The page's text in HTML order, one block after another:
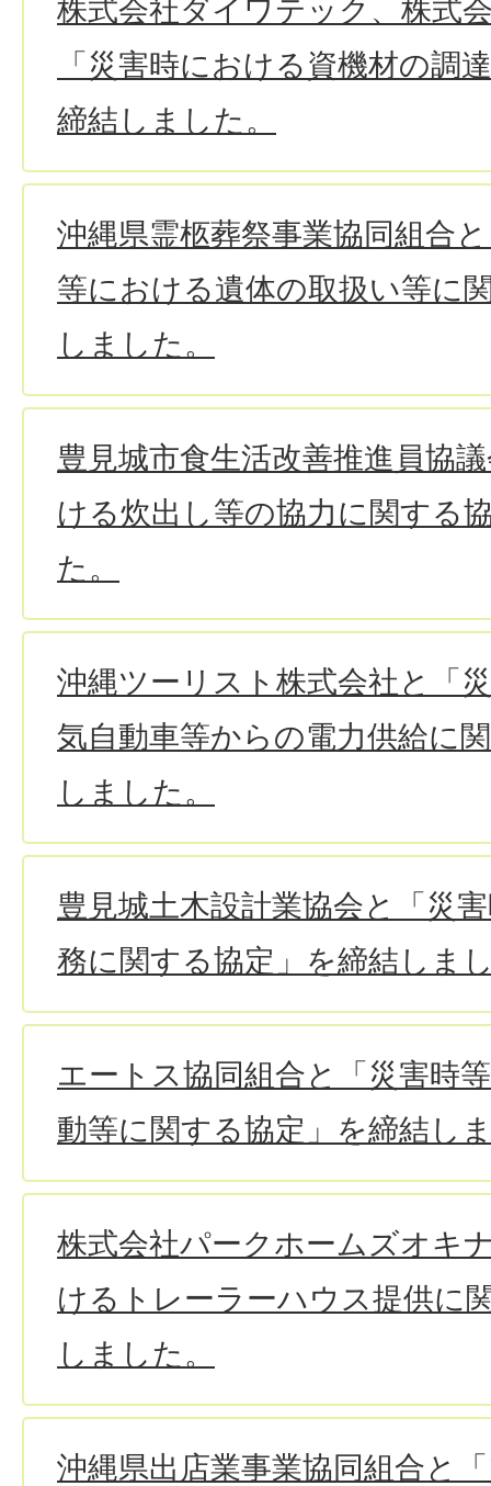
株式会社ダイワテック、株式
「災害時における資機材の調
締結しました。
沖縄県霊柩葬祭事業協同組合
等における遺体の取扱い等に
しました。
豊見城市食生活改善推進員協
ける炊出し等の協力に関する
た。
沖縄ツーリスト株式会社と「
気自動車等からの電力供給に
しました。
豊見城土木設計業協会と「災
務に関する協定」を締結しま
エートス協同組合と「災害時
動等に関する協定」を締結し
株式会社パークホームズオキ
けるトレーラーハウス提供に
しました。
沖縄県出店業事業協同組合と